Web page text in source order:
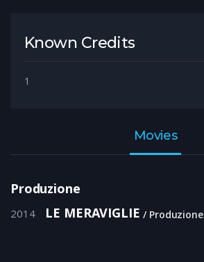
Known Credits
1
Movies
Produzione
2014 LE MERAVIGLIE Produzione